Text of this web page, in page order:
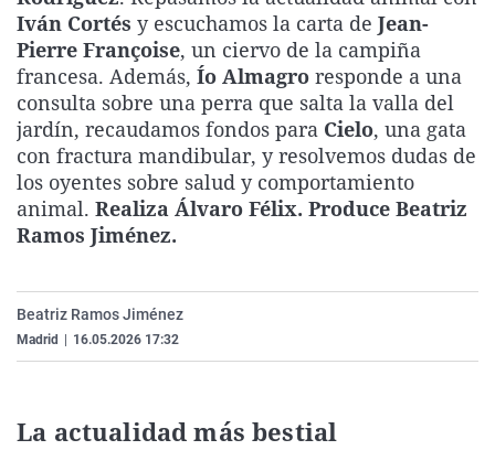
La rosa de los vientos
Gente viajera
Como el perro y el
Caso
Retornados
Equipo de
Operación Viuda
Extremadura
Galicia
La Rioja
Navarra
País Vasco
Virales
Televisión
Elecciones
Iván Cortés y escuchamos la carta de Jean-
Pierre Françoise, un ciervo de la campiña
francesa. Además, Ío Almagro responde a una
consulta sobre una perra que salta la valla del
jardín, recaudamos fondos para Cielo, una gata
con fractura mandibular, y resolvemos dudas de
los oyentes sobre salud y comportamiento
animal. Realiza Álvaro Félix. Produce Beatriz
Ramos Jiménez.
Beatriz Ramos Jiménez
Madrid 16.05.2026 17:32
La actualidad más bestial